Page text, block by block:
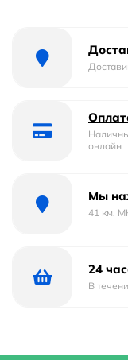
онлайн
Мы
41 км.
24
В